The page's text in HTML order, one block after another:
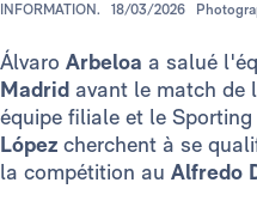
INFORMATION. 18/03/2026
Álvaro Arbeloa a salué
Madrid avant le match de
équipe filiale et le Sporting
López cherchent à se
la compétition au Alfredo